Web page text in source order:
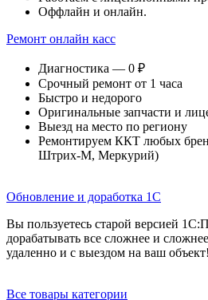
Оффлайн и онлайн.
Ремонт онлайн касс
Диагностика — 0 ₽
Срочный ремонт от 1 часа
Быстро и недорого
Оригинальные запчасти и
Выезд на место по региону
Ремонтируем ККТ любых
Штрих-М, Меркурий)
Обновление и доработка 1С
Вы пользуетесь старой версией
дорабатывать все сложнее и
удаленно и с выездом на ваш объект!
Все товары категории